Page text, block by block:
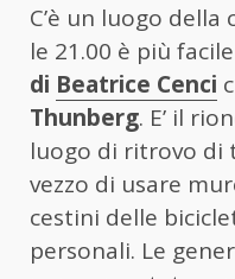
C’è un luogo della
le 21.00 è più
di Beatrice Cenci
Thunberg. E’ il
luogo di ritrovo di
vezzo di usare
cestini delle
personali. Le